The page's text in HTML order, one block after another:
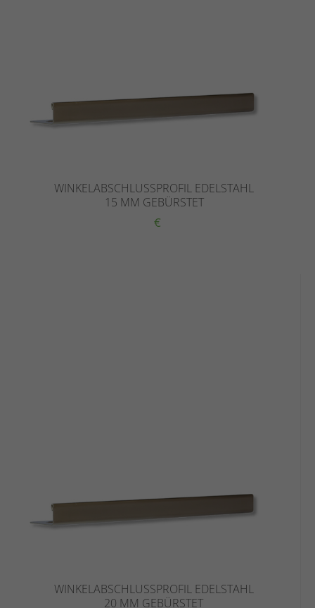
WINKELABSCHLUSSPROFIL EDELSTAHL
15 MM GEBÜRSTET
€
WINKELABSCHLUSSPROFIL EDELSTAHL
20 MM GEBÜRSTET